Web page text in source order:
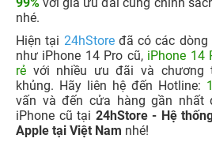
99% với giá ưu đãi cùng chính
nhé.
Hiện tại 24hStoređã có các dòng
như iPhone 14 Pro cũ, iPhone 14
rẻ với nhiều ưu đãi và chương
khủng. Hãy liên hệ đến Hotline:
vấn và đến cửa hàng gần nhất
iPhone cũ tại 24hStore - Hệ
Apple tại Việt Nam nhé!